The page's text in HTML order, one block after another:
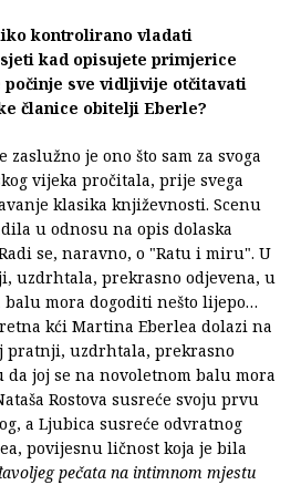
kontrolirano vladati
kad opisujete primjerice
počinje sve vidljivije otčitavati
članice obitelji Eberle?
je ono što sam za svoga
vijeka pročitala, prije svega
klasika književnosti. Scenu
u odnosu na opis dolaska
se, naravno, o "Ratu i miru". U
uzdrhtala, prekrasno odjevena, u
balu mora dogoditi nešto lijepo…
kći Martina Eberlea dolazi na
pratnji, uzdrhtala, prekrasno
da joj se na novoletnom balu mora
Rostova susreće svoju prvu
a Ljubica susreće odvratnog
povijesnu ličnost koja je bila
pečata na intimnom mjestu